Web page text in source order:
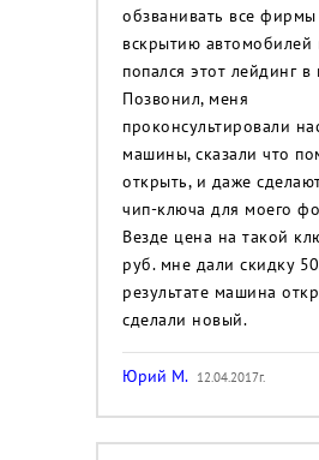
обзванивать все фирмы
вскрытию автомобилей
попался этот лейдинг в
Позвонил, меня
проконсультировали
машины, сказали что
открыть, и даже
чип-ключа для моего
Везде цена на такой
руб. мне дали скидку
результате машина
сделали новый.
Юрий М. 12.04.2017г.